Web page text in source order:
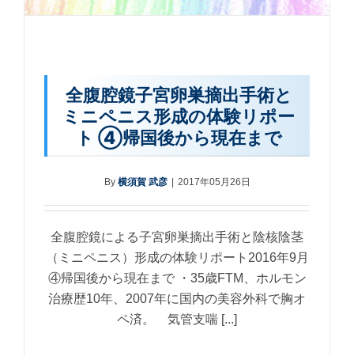
全腹腔鏡子宮卵巣摘出手術と
ミニペニス形成の体験リポー
ト ④帰国後から現在まで
By 横須賀 武彦 | 2017年05月26日
全腹腔鏡による子宮卵巣摘出手術と陰核陰茎
（ミニペニス）形成の体験リポート2016年9月
④帰国後から現在まで ・35歳FTM、ホルモン
治療歴10年、2007年に国内の美容外科で胸オ
ペ済。 気管支喘 [...]